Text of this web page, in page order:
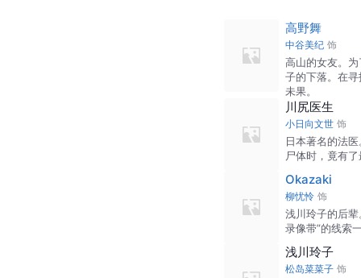
高野舞
中谷美纪 饰
高山的女友。
子的下落。在
未果。
川尻医生
小日向文世 饰
日本著名的法
尸体时，竟有
Okazaki
柳忧怜 饰
浅川玲子的后
录像带”的线索
浅川玲子
松岛菜菜子 饰